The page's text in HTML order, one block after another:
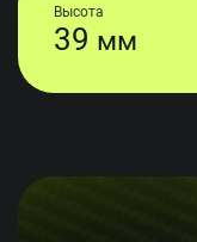
Высота
39 мм